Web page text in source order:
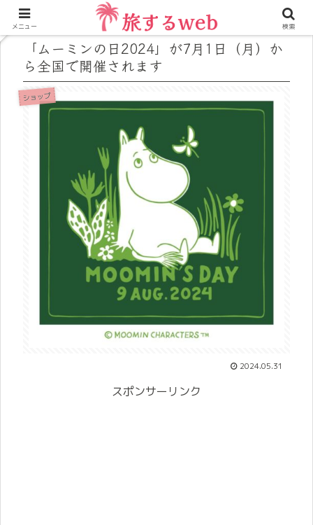
「ムーミンの日2024」が7月1日（月）か
ら全国で開催されます
ショップ
2024.05.31
スポンサーリンク
メニュー 検索